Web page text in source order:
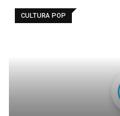
CULTURA POP